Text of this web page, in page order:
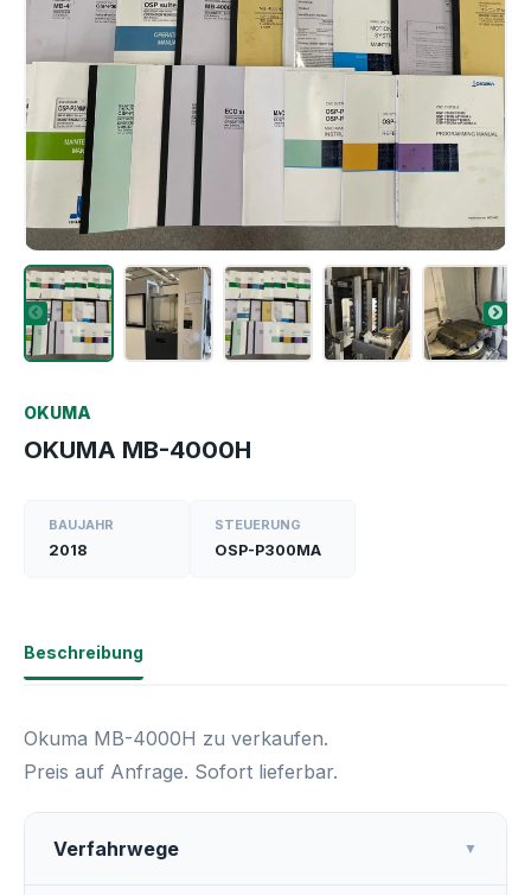
OKUMA
OKUMA MB-4000H
BAUJAHR
2018
STEUERUNG
OSP-P300MA
Beschreibung
Okuma MB-4000H zu verkaufen.
Preis auf Anfrage. Sofort lieferbar.
Verfahrwege ▼